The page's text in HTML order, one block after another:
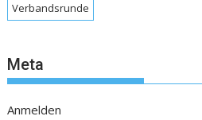
Verbandsrunde
Meta
Anmelden